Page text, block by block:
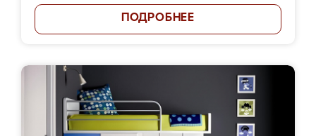
ПОДРОБНЕЕ